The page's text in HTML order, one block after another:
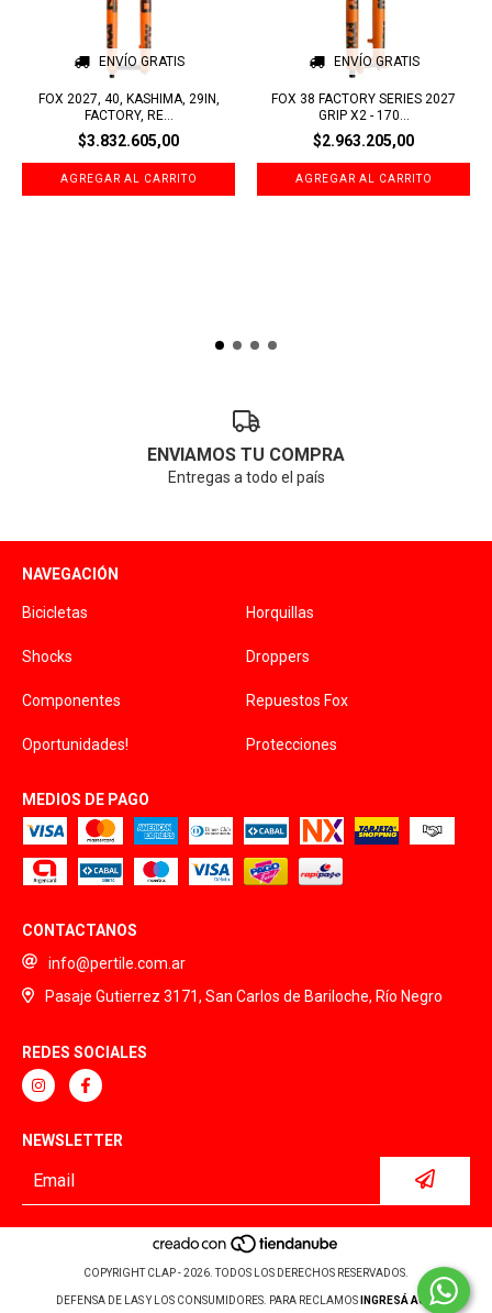
ENVÍO GRATIS
FOX 2027, 40, KASHIMA, 29IN,
FACTORY, RE...
$3.832.605,00
ENVÍO GRATIS
FOX 38 FACTORY SERIES 2027
GRIP X2 - 170...
$2.963.205,00
ENVIAMOS TU COMPRA
Entregas a todo el país
NAVEGACIÓN
Bicicletas Horquillas
Shocks Droppers
Componentes Repuestos Fox
Oportunidades! Protecciones
MEDIOS DE PAGO
CONTACTANOS
info@pertile.com.ar
Pasaje Gutierrez 3171, San Carlos de Bariloche, Río Negro
REDES SOCIALES
NEWSLETTER
COPYRIGHT CLAP - 2026. TODOS LOS DERECHOS RESERVADOS.
DEFENSA DE LAS Y LOS CONSUMIDORES. PARA RECLAMOS INGRESÁ ACÁ.